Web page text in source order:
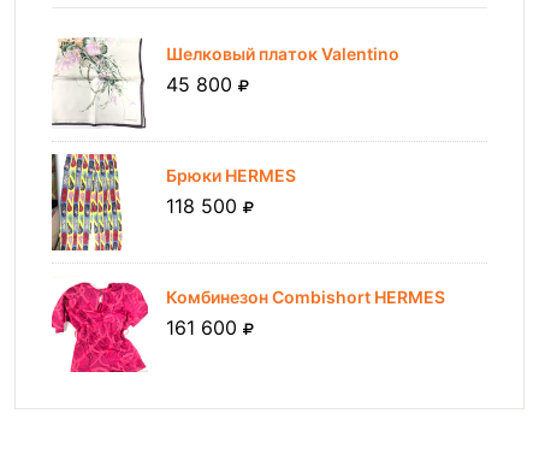
Шелковый платок Valentino
45 800
Брюки HERMES
118 500
Комбинезон Combishort HERMES
161 600